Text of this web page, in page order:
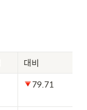
대비
79.71